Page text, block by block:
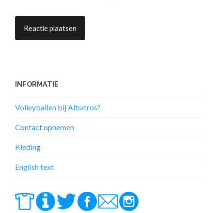
INFORMATIE
Volleyballen bij Albatros?
Contact opnemen
Kleding
English text